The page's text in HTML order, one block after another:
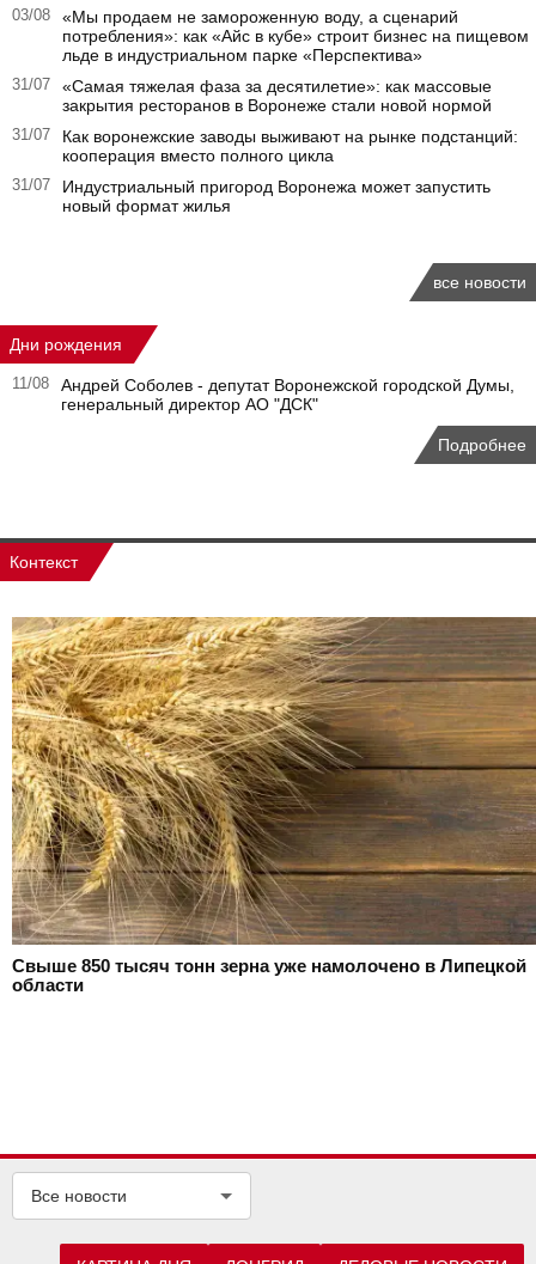
03/08
«Мы продаем не замороженную воду, а сценарий
потребления»: как «Айс в кубе» строит бизнес на пищевом
льде в индустриальном парке «Перспектива»
31/07
«Самая тяжелая фаза за десятилетие»: как массовые
закрытия ресторанов в Воронеже стали новой нормой
31/07
Как воронежские заводы выживают на рынке подстанций:
кооперация вместо полного цикла
31/07
Индустриальный пригород Воронежа может запустить
новый формат жилья
все новости
Дни рождения
11/08
Андрей Соболев - депутат Воронежской городской Думы,
генеральный директор АО "ДСК"
Подробнее
Контекст
Свыше 850 тысяч тонн зерна уже намолочено в Липецкой
области
Все новости